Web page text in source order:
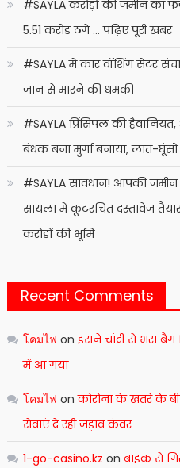
#SAYLA करोड़ों की जमीन का
5.51 करोड़ ठगे … पढ़िए पूरी खबर
#SAYLA में कार वॉशिंग सेंटर
जान से मारने की धमकी
#SAYLA प्रिंसिपल की
बंधक बना मुर्गा बनाया, लात-
#SAYLA सावधान! आपकी जमीन
सायला में कूटरचित दस्तावेज तैयार
करोड़ों की भूमि
Recent Comments
โคมไฟ onइसने चांदी से भरा
में आ गया
โคมไฟ onकोरोना के खतरे के बीच
सेवाएं दे रही जड़ाव कंवर
1-go-casino.kz onबाइक से